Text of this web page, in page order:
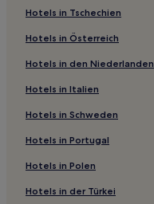
Bytom Odrzański Hotels
Zielona Góra Hotels
Kreis Żagań: Hotels
Wiechlice Hotels
Gmina Siedlisko Hotels
Gmina Brzeźnica Hotels
Kozuchow Hotels
Gmina Bojadła Hotels
Hotels in Tschechien
Hotels in Österreich
Hotels in den Niederlanden
Hotels in Italien
Hotels in Schweden
Hotels in Portugal
Hotels in Polen
Hotels in der Türkei